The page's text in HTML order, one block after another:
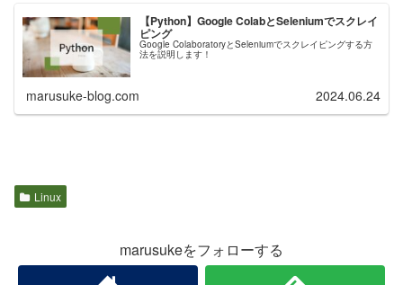
【Python】Google ColabとSeleniumでスクレイ
ピング
Google ColaboratoryとSeleniumでスクレイピングする方
法を説明します！
marusuke-blog.com 2024.06.24
Linux
marusukeをフォローする